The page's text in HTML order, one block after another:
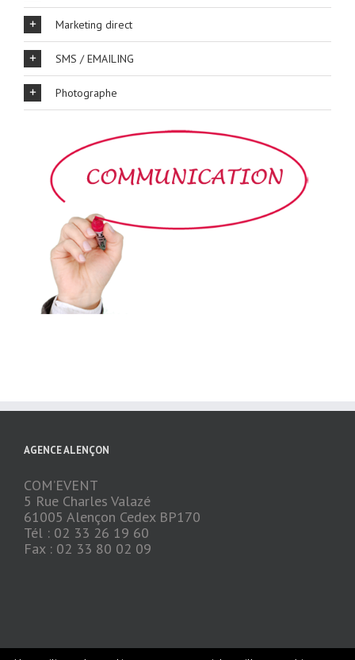
Marketing direct
SMS / EMAILING
Photographe
AGENCE ALENÇON
COM’EVENT
5 Rue Charles Valazé
61005 Alençon Cedex BP170
Tél : 02 33 26 19 60
Fax : 02 33 80 02 09